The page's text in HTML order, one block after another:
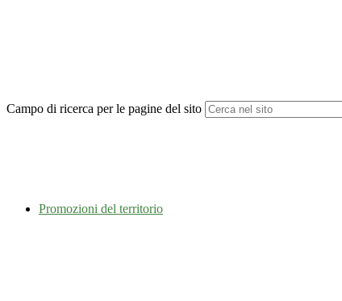
Campo di ricerca per le pagine del sito
Promozioni del territorio